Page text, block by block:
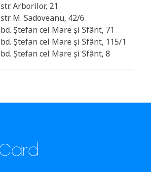
str. Arborilor, 21
str. M. Sadoveanu, 42/6
bd. Ștefan cel Mare și Sfânt, 71
bd. Ștefan cel Mare și Sfânt, 115/1
bd. Ștefan cel Mare și Sfânt, 8